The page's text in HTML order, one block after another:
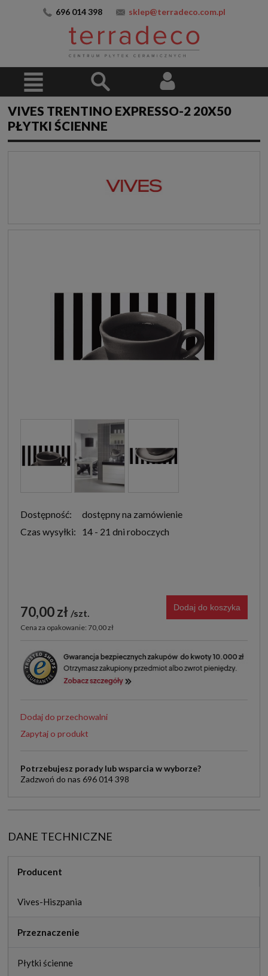
696 014 398 sklep@terradeco.com.pl
VIVES TRENTINO EXPRESSO-2 20X50
PŁYTKI ŚCIENNE
Dostępność:
dostępny na zamówienie
Czas wysyłki:
14 - 21 dni roboczych
70,00 zł szt.
Cena za opakowanie: 70,00 zł
Dodaj do koszyka
Dodaj do przechowalni
Zapytaj o produkt
Potrzebujesz porady lub wsparcia w wyborze?
Zadzwoń do nas 696 014 398
DANE TECHNICZNE
Producent
Vives-Hiszpania
Przeznaczenie
Płytki ścienne